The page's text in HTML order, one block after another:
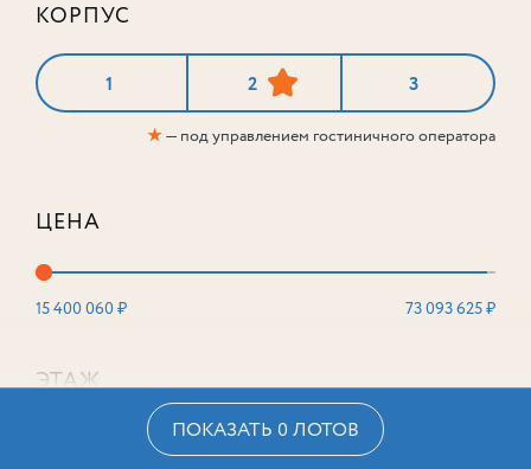
КОРПУС
1 2 3
★— под управлением гостиничного оператора
ЦЕНА
15 400 060 ₽ 73 093 625 ₽
ЭТАЖ
ПОКАЗАТЬ 0 ЛОТОВ